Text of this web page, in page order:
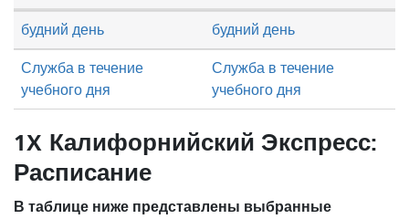
будний день будний день
Служба в течение
учебного дня
Служба в течение
учебного дня
1X Калифорнийский Экспресс:
Расписание
В таблице ниже представлены выбранные